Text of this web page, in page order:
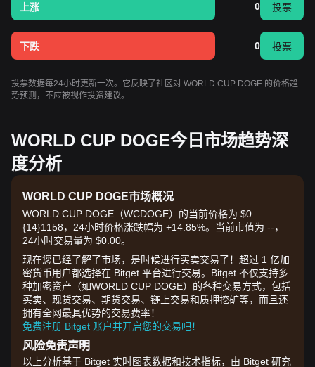
上涨 0 投票
下跌 0 投票
投票数据每24小时更新一次。它反映了社区对 WORLD CUP DOGE 的价格趋
势预测，不应被视作投资建议。
WORLD CUP DOGE今日市场趋势深
度分析
WORLD CUP DOGE市场概况
WORLD CUP DOGE（WCDOGE）的当前价格为 $0.
{14}1158，24小时价格涨跌幅为 +14.85%。当前市值为 --，
24小时交易量为 $0.00。
现在您已经了解了市场，是时候进行买卖交易了！超过 1 亿加
密货币用户都选择在 Bitget 平台进行交易。Bitget 不仅支持多
种加密资产（如WORLD CUP DOGE）的各种交易方式，包括
买卖、现货交易、期货交易、链上交易和质押挖矿等，而且还
拥有全网最具优势的交易费率！
免费注册 Bitget 账户并开启您的交易吧！
风险免责声明
以上分析基于 Bitget 实时图表数据和技术指标，由 Bitget 研究